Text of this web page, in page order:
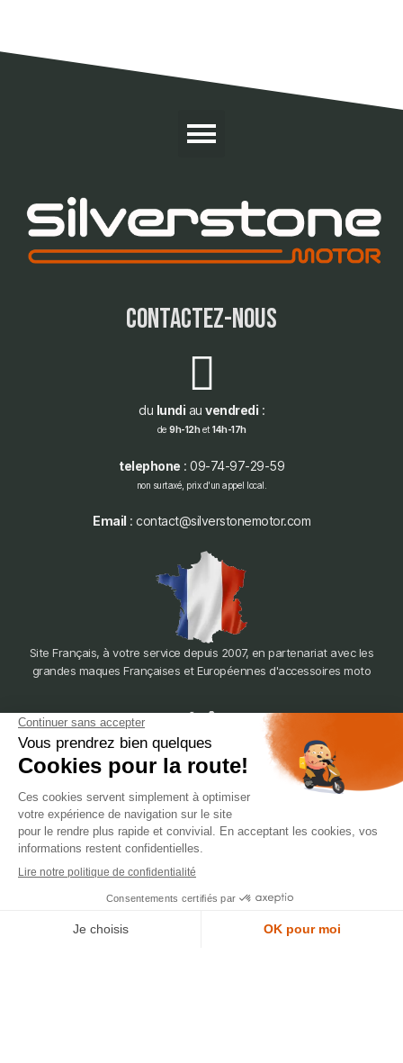
contactez-nous
du lundi au vendredi :
de 9h-12het 14h-17h
telephone : 09-74-97-29-59
non surtaxé, prix d'un appel local.
Email : contact@silverstonemotor.com
Site Français, à votre service depuis 2007, en partenariat avec les
grandes maques Françaises et Européennes d'accessoires moto
388 Av. Charles de Gaulle, 69200 Vénissieux
© 2007-2025 Silverstone Motor